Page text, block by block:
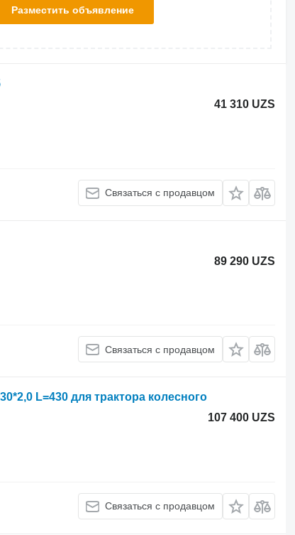
Разместить объявление
41 310 UZS
Связаться с продавцом
89 290 UZS
Связаться с продавцом
L=430 для трактора колесного
107 400 UZS
Связаться с продавцом